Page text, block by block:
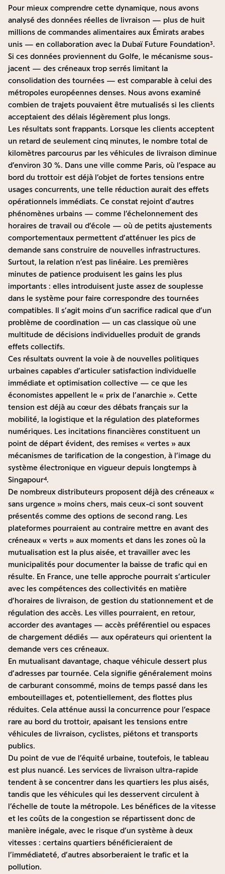
Pour mieux comprendre cette dynamique, nous avons
analysé des données réelles de livraison — plus de huit
millions de commandes alimentaires aux Émirats arabes
unis — en collaboration avec la Dubaï Future Foundation³.
Si ces données proviennent du Golfe, le mécanisme sous-
jacent — des créneaux trop serrés limitant la
consolidation des tournées — est comparable à celui des
métropoles européennes denses. Nous avons examiné
combien de trajets pouvaient être mutualisés si les clients
acceptaient des délais légèrement plus longs.
Les résultats sont frappants. Lorsque les clients acceptent
un retard de seulement cinq minutes, le nombre total de
kilomètres parcourus par les véhicules de livraison diminue
d’environ 30 %. Dans une ville comme Paris, où l’espace au
bord du trottoir est déjà l’objet de fortes tensions entre
usages concurrents, une telle réduction aurait des effets
opérationnels immédiats. Ce constat rejoint d’autres
phénomènes urbains — comme l’échelonnement des
horaires de travail ou d’école — où de petits ajustements
comportementaux permettent d’atténuer les pics de
demande sans construire de nouvelles infrastructures.
Surtout, la relation n’est pas linéaire. Les premières
minutes de patience produisent les gains les plus
importants : elles introduisent juste assez de souplesse
dans le système pour faire correspondre des tournées
compatibles. Il s’agit moins d’un sacrifice radical que d’un
problème de coordination — un cas classique où une
multitude de décisions individuelles produit de grands
effets collectifs.
Ces résultats ouvrent la voie à de nouvelles politiques
urbaines capables d’articuler satisfaction individuelle
immédiate et optimisation collective — ce que les
économistes appellent le « prix de l’anarchie ». Cette
tension est déjà au cœur des débats français sur la
mobilité, la logistique et la régulation des plateformes
numériques. Les incitations financières constituent un
point de départ évident, des remises « vertes » aux
mécanismes de tarification de la congestion, à l’image du
système électronique en vigueur depuis longtemps à
Singapour⁴.
De nombreux distributeurs proposent déjà des créneaux «
sans urgence » moins chers, mais ceux-ci sont souvent
présentés comme des options de second rang. Les
plateformes pourraient au contraire mettre en avant des
créneaux « verts » aux moments et dans les zones où la
mutualisation est la plus aisée, et travailler avec les
municipalités pour documenter la baisse de trafic qui en
résulte. En France, une telle approche pourrait s’articuler
avec les compétences des collectivités en matière
d’horaires de livraison, de gestion du stationnement et de
régulation des accès. Les villes pourraient, en retour,
accorder des avantages — accès préférentiel ou espaces
de chargement dédiés — aux opérateurs qui orientent la
demande vers ces créneaux.
En mutualisant davantage, chaque véhicule dessert plus
d’adresses par tournée. Cela signifie généralement moins
de carburant consommé, moins de temps passé dans les
embouteillages et, potentiellement, des flottes plus
réduites. Cela atténue aussi la concurrence pour l’espace
rare au bord du trottoir, apaisant les tensions entre
véhicules de livraison, cyclistes, piétons et transports
publics.
Du point de vue de l’équité urbaine, toutefois, le tableau
est plus nuancé. Les services de livraison ultra-rapide
tendent à se concentrer dans les quartiers les plus aisés,
tandis que les véhicules qui les desservent circulent à
l’échelle de toute la métropole. Les bénéfices de la vitesse
et les coûts de la congestion se répartissent donc de
manière inégale, avec le risque d’un système à deux
vitesses : certains quartiers bénéficieraient de
l’immédiateté, d’autres absorberaient le trafic et la
pollution.